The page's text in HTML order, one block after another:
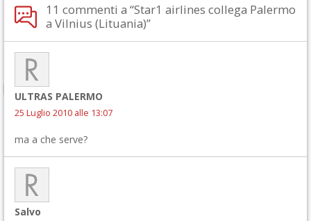
11 commenti a “Star1 airlines collega Palermo
a Vilnius (Lituania)”
ULTRAS PALERMO
25 Luglio 2010 alle 13:07
ma a che serve?
Salvo